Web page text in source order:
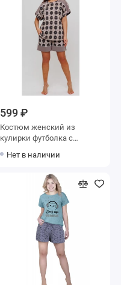
599 ₽
Костюм женский из
кулирки футболка с
Нет в наличии